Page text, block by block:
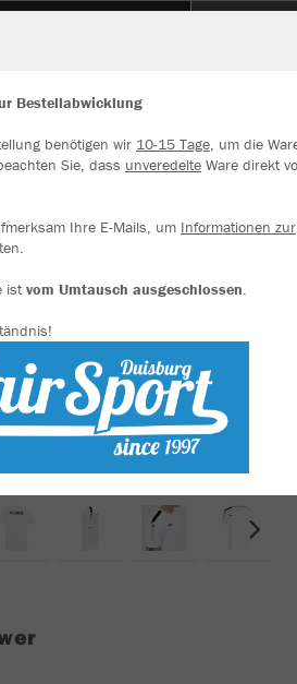
Bestellabwicklung
benötigen wir 10-15 Tage, um die
Sie, dass unveredelte Ware direkt
Ihre E-Mails, um Informationen zur
istvom Umtausch ausgeschlossen.
Website verbessern. Weitere
in den Einstellungen.
Alle akzeptieren
Alle ablehnen
mehr Infos
Impressum